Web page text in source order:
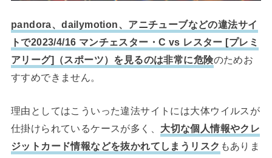
pandora、dailymotion、アニチューブなどの違法サイ
トで2023/4/16 マンチェスター・C vs レスター [プレミ
アリーグ]（スポーツ）を見るのは非常に危険のためお
すすめできません。
理由としてはこういった違法サイトには大体ウイルスが
仕掛けられているケースが多く、 大切な個人情報やクレ
ジットカード情報などを抜かれてしまうリスク もありま